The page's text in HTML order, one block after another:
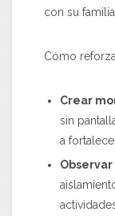
con su familia.
Cómo
Crear
sin
a